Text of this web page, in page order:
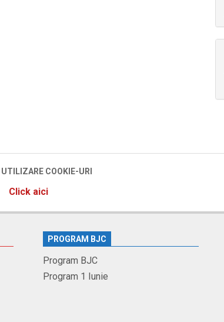
COOKIE-URI
Click aici
PROGRAM BJC
Program BJC
Program 1 Iunie